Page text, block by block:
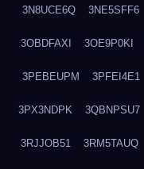
3N8UCE6Q 3NE5SFF6
3OBDFAXI 3OE9P0KI
3PEBEUPM 3PFEI4E1
3PX3NDPK 3QBNPSU7
3RJJOB51 3RM5TAUQ